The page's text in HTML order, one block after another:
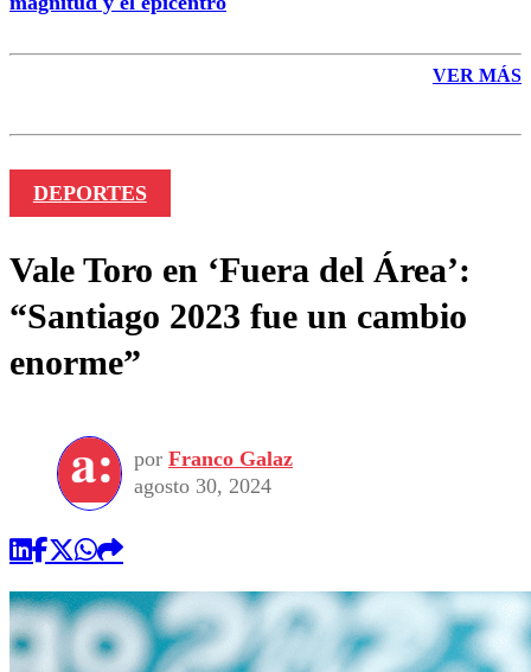
VER MÁS
DEPORTES
Vale Toro en ‘Fuera del Área’:
“Santiago 2023 fue un cambio
enorme”
por Franco Galaz
agosto 30, 2024